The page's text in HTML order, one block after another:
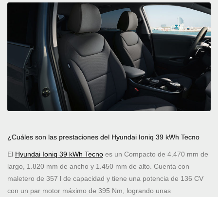
¿Cuáles son las prestaciones del Hyundai Ioniq 39 kWh Tecno
El Hyundai Ioniq 39 kWh Tecno es un Compacto de 4.470 mm de
largo, 1.820 mm de ancho y 1.450 mm de alto. Cuenta con
maletero de 357 l de capacidad y tiene una potencia de 136 CV
con un par motor máximo de 395 Nm, logrando unas